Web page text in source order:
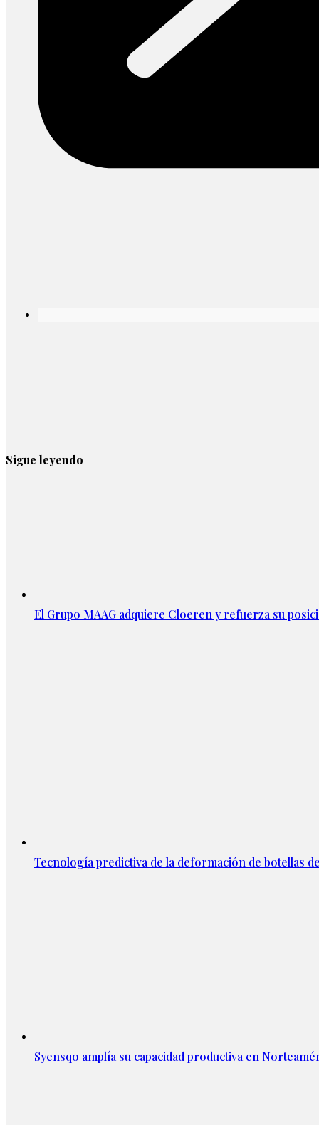
Sigue leyendo
El Grupo MAAG adquiere Cloeren y refuerza su
Tecnología predictiva de la deformación de botellas
Syensqo amplía su capacidad productiva en